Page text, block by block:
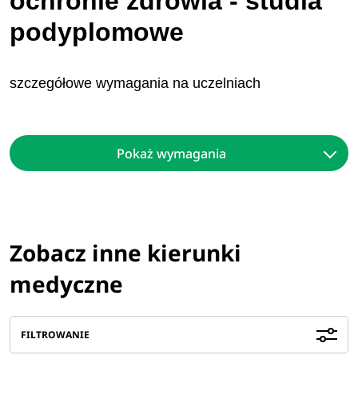
podyplomowe
szczegółowe wymagania na uczelniach
Pokaż wymagania
Zobacz inne kierunki
medyczne
FILTROWANIE